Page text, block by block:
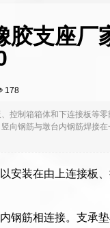
胶支座厂
178
控制箱箱体和下连接板等
向钢筋与墩台内钢筋焊接
安装在由上连接板
钢筋相连接。支承